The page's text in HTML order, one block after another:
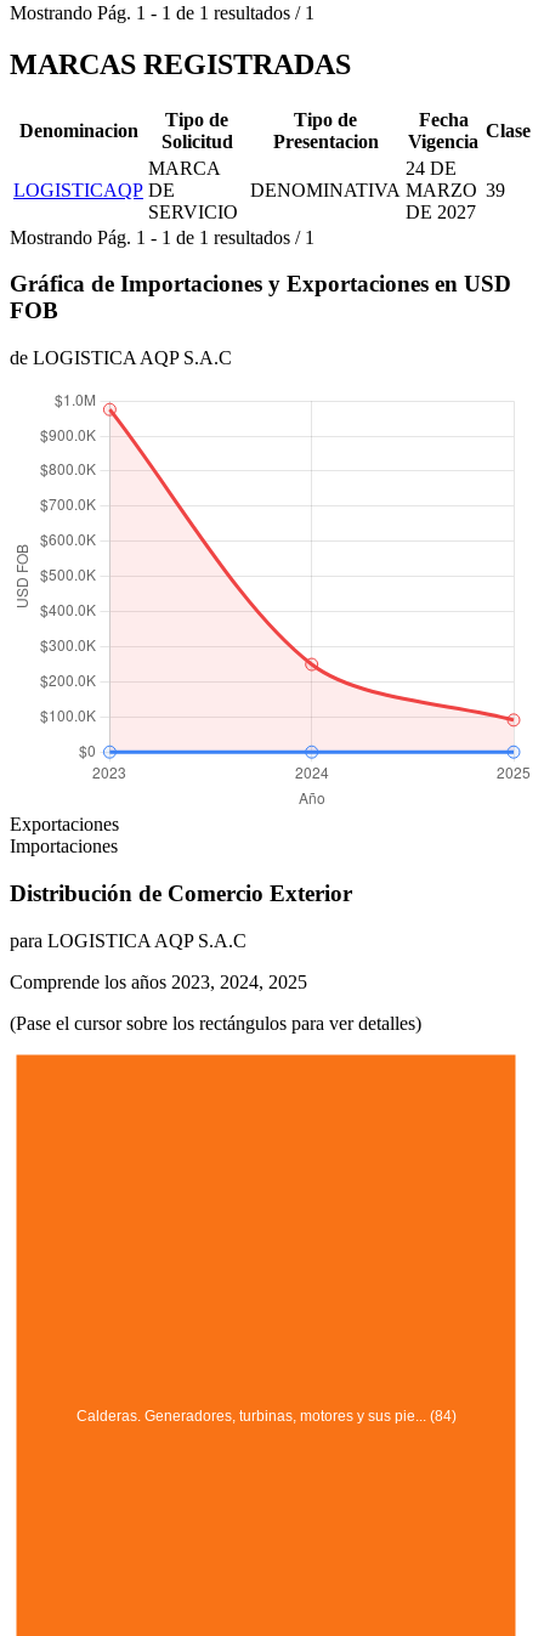
Mostrando Pág. 1 - 1 de 1 resultados / 1
MARCAS REGISTRADAS
Denominacion
Tipo de
Solicitud
Tipo de
Presentacion
Fecha
Vigencia
Clase
LOGISTICAQP
MARCA
DE
SERVICIO
DENOMINATIVA
24 DE
MARZO
DE 2027
39
Mostrando Pág. 1 - 1 de 1 resultados / 1
Gráfica de Importaciones y Exportaciones en USD
FOB
de LOGISTICA AQP S.A.C
Exportaciones
Importaciones
Distribución de Comercio Exterior
para LOGISTICA AQP S.A.C
Comprende los años 2023, 2024, 2025
(Pase el cursor sobre los rectángulos para ver detalles)
Calderas. Generadores, turbinas, motores y sus pie... (84)